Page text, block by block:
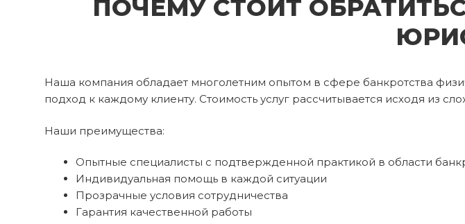
ПОЧЕМУ СТОИТ
Наша компания обладает многолетним опытом в сфере банкротства
подход к каждому клиенту. Стоимость услуг рассчитывается исходя из
Наши преимущества:
Опытные специалисты с подтвержденной практикой в области
Индивидуальная помощь в каждой ситуации
Прозрачные условия сотрудничества
Гарантия качественной работы